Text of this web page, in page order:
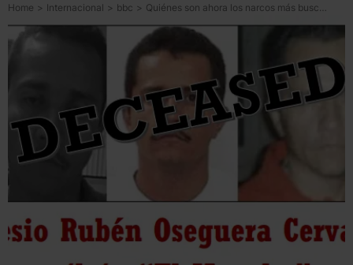
Home > Internacional > bbc >